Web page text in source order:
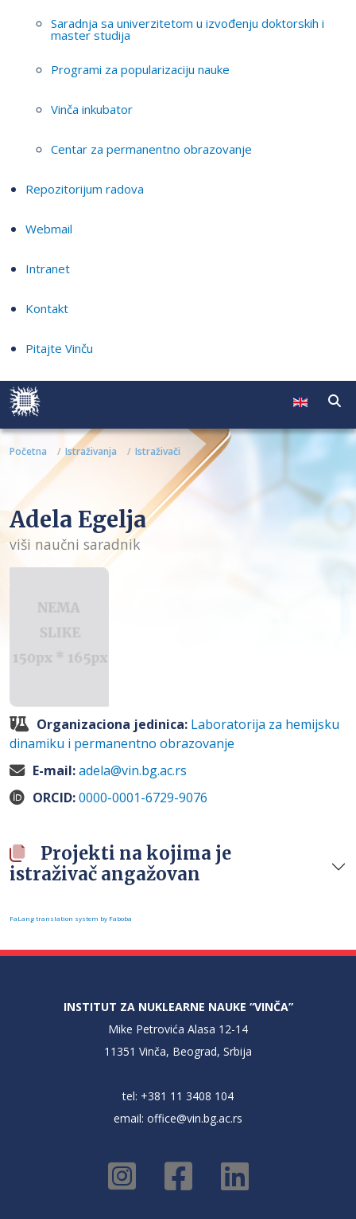
Saradnja sa univerzitetom u izvođenju doktorskih i
master studija
Programi za popularizaciju nauke
Vinča inkubator
Centar za permanentno obrazovanje
Repozitorijum radova
Webmail
Intranet
Kontakt
Pitajte Vinču
Početna Istraživanja Istraživači
Adela Egelja
viši naučni saradnik
Organizaciona jedinica: Laboratorija za hemijsku
dinamiku i permanentno obrazovanje
E-mail:adela@vin.bg.ac.rs
ORCID:0000-0001-6729-9076
Projekti na kojima je
istraživač angažovan
FaLang translation system by Faboba
INSTITUT ZA NUKLEARNE NAUKE “VINČA”
Mike Petrovića Alasa 12-14
11351 Vinča, Beograd, Srbija
tel: +381 11 3408 104
email: office@vin.bg.ac.rs